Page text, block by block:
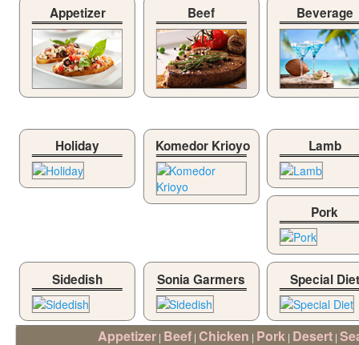
Appetizer Beef Beverage
Holiday Komedor Krioyo Lamb
Pork
Sidedish Sonia Garmers Special Diet
Appetizer | Beef | Chicken | Pork | Desert |